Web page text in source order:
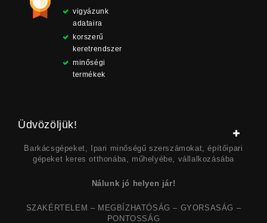
vigyázunk
adataira
korszerű
keretrendszer
minőségi
termékek
Üdvözöljük!
Barkácsgépeket, Ipari minőségű szerszámokat, építőipari
gépeket keres otthonába, műhelyébe, vállalkozásába
Nálunk jó helyen jár!
SZAKÉRTELEM – MEGBÍZHATÓSÁG – GYORSASÁG –
PONTOSSÁG